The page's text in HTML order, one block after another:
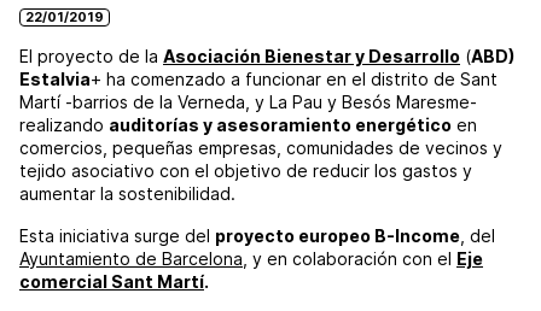
22/01/2019
El proyecto de la Asociación Bienestar y Desarrollo (ABD)
Estalvia+ ha comenzado a funcionar en el distrito de Sant
Martí -barrios de la Verneda, y La Pau y Besós Maresme-
realizando auditorías y asesoramiento energético en
comercios, pequeñas empresas, comunidades de vecinos y
tejido asociativo con el objetivo de reducir los gastos y
aumentar la sostenibilidad.
Esta iniciativa surge del proyecto europeo B-Income , del
Ayuntamiento de Barcelona , y en colaboración con el Eje
comercial Sant Martí.